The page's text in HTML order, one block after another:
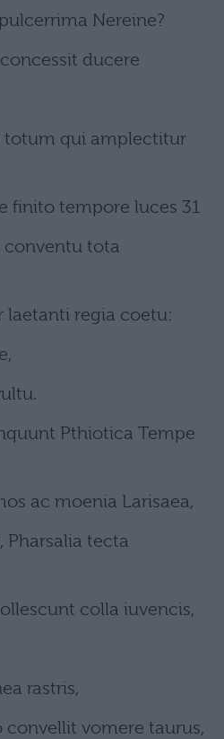
Nereine?
ducere
totum qui amplectitur
finito tempore luces 31
conventu tota
laetanti regia coetu:
Pthiotica Tempe
ac moenia Larisaea,
Pharsalia tecta
colla iuvencis,
rastris,
vomere taurus,